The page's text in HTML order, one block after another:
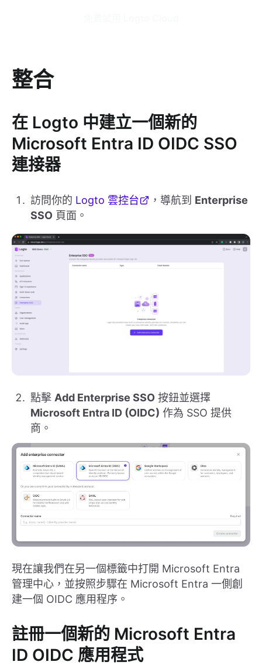
整合
在 Logto 中建立一個新的
Microsoft Entra ID OIDC SSO
連接器
訪問你的 Logto 雲控台 ，導航到 Enterprise
SSO 頁面。
點擊 Add Enterprise SSO 按鈕並選擇
Microsoft Entra ID (OIDC) 作為 SSO 提供
商。
現在讓我們在另一個標籤中打開 Microsoft Entra
管理中心，並按照步驟在 Microsoft Entra 一側創
建一個 OIDC 應用程序。
註冊一個新的 Microsoft Entra
ID OIDC 應用程式